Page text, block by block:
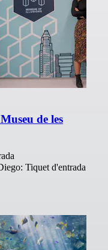
de les
Tiquet d'entrada